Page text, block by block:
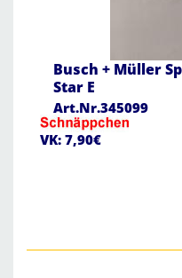
Busch + Müller
Star E
Art.Nr.345099
VK: 7,90€